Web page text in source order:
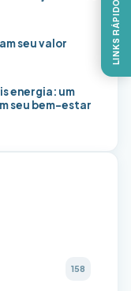
seu valor
energia: um
seu bem-estar
158
LINKS RÁPIDOS